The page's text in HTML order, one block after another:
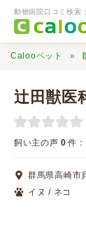
動物病院口コミ検索
動物病院検索
口コミ検索
Calooペット
辻田獣医
飼い主の声 0 件：
群馬県高崎市
イヌ / ネコ